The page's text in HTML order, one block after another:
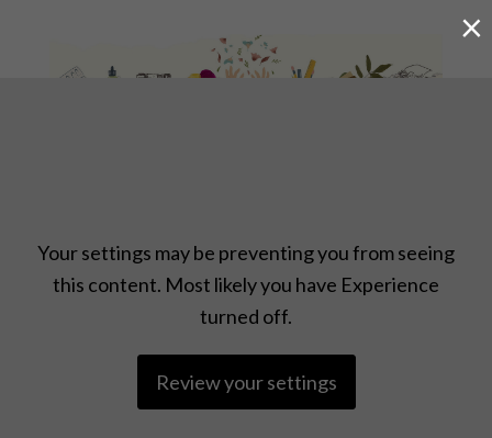
Your settings may be preventing you from seeing
this content. Most likely you have Experience
turned off.
Review your settings
×